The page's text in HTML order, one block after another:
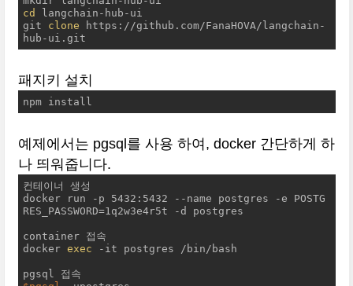
cd
langchain-hub-ui
git clone https://github.com/FanaHOVA/langchain-
hub-ui.git
패지키 설치
npm install
예제에서는 pgsql를 사용 하여, docker 간단하게 하
나 띄워줍니다.
컨테이너 생성
docker run -p 5432:5432 --name postgres -e POSTG
RES_PASSWORD=1q2w3e4r5t -d postgres
container 접속
docker exec -it postgres /bin/bash